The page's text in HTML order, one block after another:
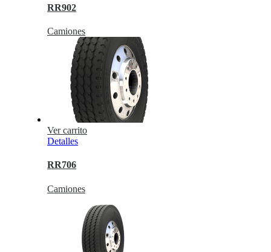
RR902
Camiones
Ver carrito
Detalles
RR706
Camiones